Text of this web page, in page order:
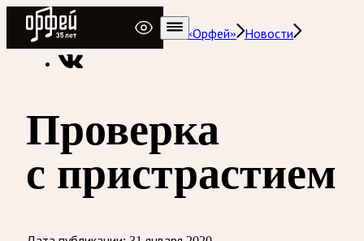
Радио Орфей
Радио классической музыки «Орфей»
Новости
Проверка
с пристрастием